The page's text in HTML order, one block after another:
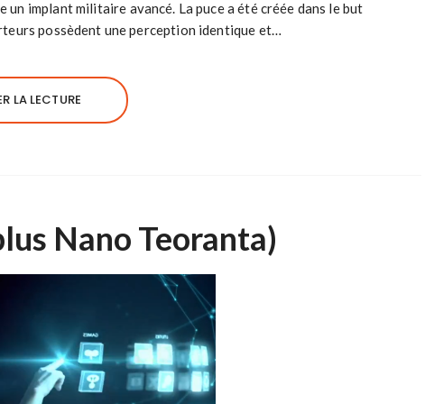
un implant militaire avancé. La puce a été créée dans le but
possèdent une perception identique et…
LA LECTURE
Nano Teoranta)